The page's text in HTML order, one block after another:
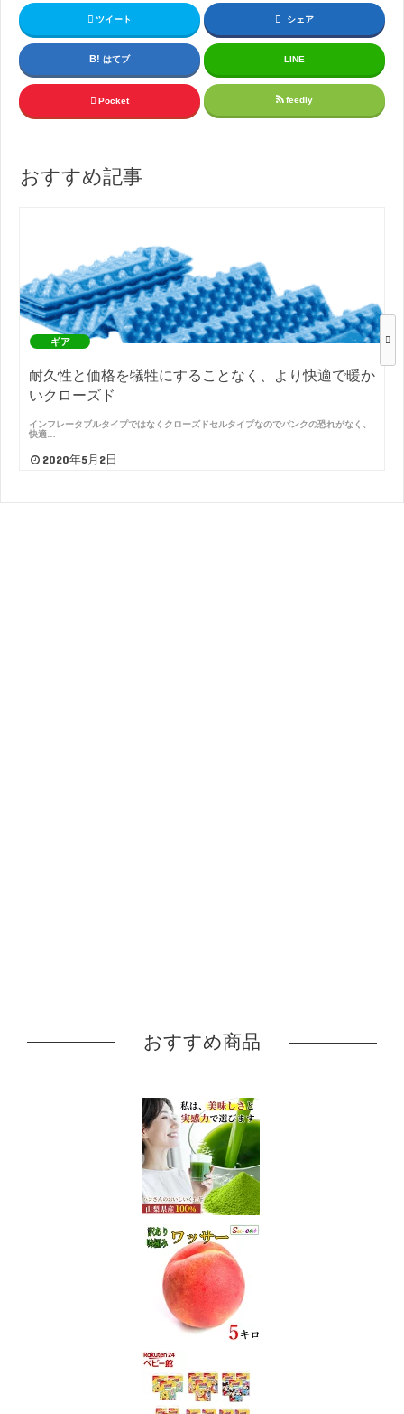
ツイート シェア
はてブ LINE
Pocket feedly
おすすめ記事
ギア
耐久性と価格を犠牲にすることなく、より快適で暖か
いクローズド
インフレータブルタイプではなくクローズドセルタイプなのでパンクの恐れがなく、
快適…
2020年5月2日
おすすめ商品